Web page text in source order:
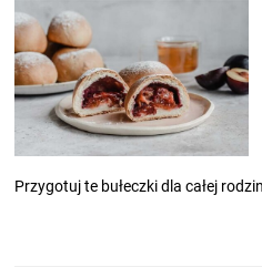
Przygotuj te bułeczki dla całej